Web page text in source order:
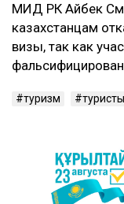
МИД РК Айбек
казахстанцам
визы, так как
туризм туристы